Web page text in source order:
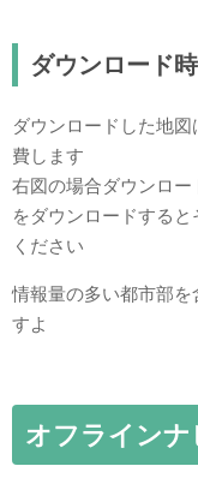
ダウンロード
ダウンロードした地
費します
右図の場合ダウンロ
をダウンロードする
ください
情報量の多い都市部を
すよ
オフラインナ